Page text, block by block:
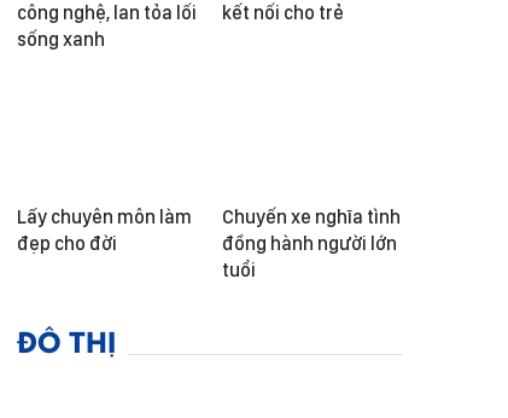
công nghệ, lan tỏa lối
sống xanh
kết nối cho trẻ
Lấy chuyên môn làm
đẹp cho đời
Chuyến xe nghĩa tình
đồng hành người lớn
tuổi
ĐÔ THỊ